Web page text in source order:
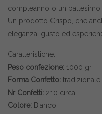
compleanno o un battesimo.
Un prodotto Crispo, che
eleganza, gusto ed
Caratteristiche:
Peso confezione: 1000 gr
Forma Confetto: tradizionale
Nr Confetti: 210 circa
Colore: Bianco